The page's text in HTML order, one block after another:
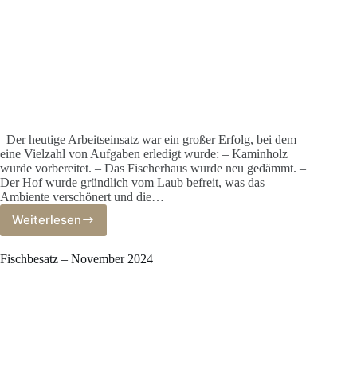
Der heutige Arbeitseinsatz war ein großer Erfolg, bei dem
eine Vielzahl von Aufgaben erledigt wurde: – Kaminholz
wurde vorbereitet. – Das Fischerhaus wurde neu gedämmt. –
Der Hof wurde gründlich vom Laub befreit, was das
Ambiente verschönert und die…
WeiterlesenArbeitseinsatz
2024
Fischbesatz – November 2024